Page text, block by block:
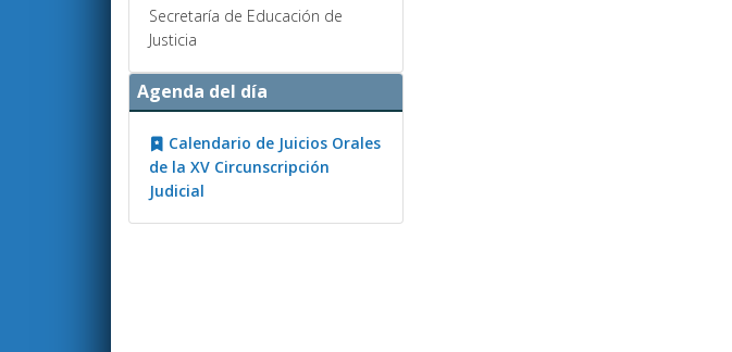
Secretaría de Educación de
Justicia
Agenda del día
Calendario de Juicios Orales
de la XV Circunscripción
Judicial